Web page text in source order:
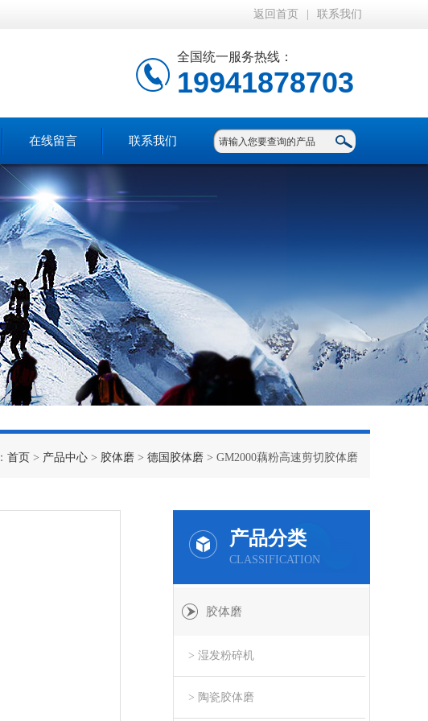
返回首页 联系我们
全国统一服务热线：
19941878703
在线留言 联系我们
首页 > 产品中心 > 胶体磨 > 德国胶体磨 > GM2000藕粉高速剪切胶体磨
产品分类
CLASSIFICATION
胶体磨
> 湿发粉碎机
> 陶瓷胶体磨